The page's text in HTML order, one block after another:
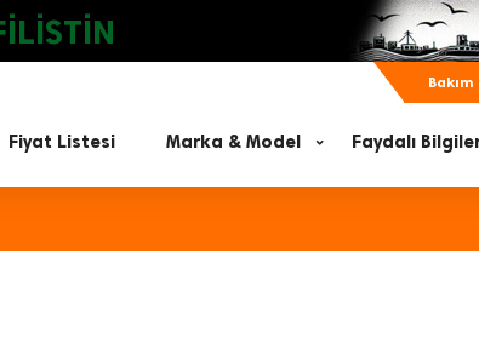
Fiyat Listesi Marka & Model Faydalı